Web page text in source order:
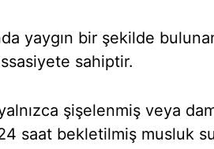
yaygın bir şekilde
sahiptir.
şişelenmiş veya
saat bekletilmiş musluk